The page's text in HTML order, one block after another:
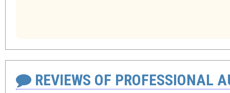
REVIEWS OF PROFESSIONAL